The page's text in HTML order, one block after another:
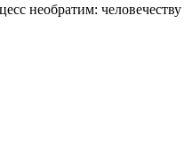
необратим: